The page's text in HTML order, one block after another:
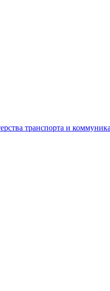
транспорта и